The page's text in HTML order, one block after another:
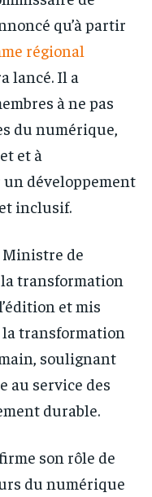
qu’à partir
régional
lancé. Il a
à ne pas
du numérique,
et à
développement
inclusif.
Ministre de
transformation
et mis
la transformation
soulignant
au service des
durable.
son rôle de
du numérique